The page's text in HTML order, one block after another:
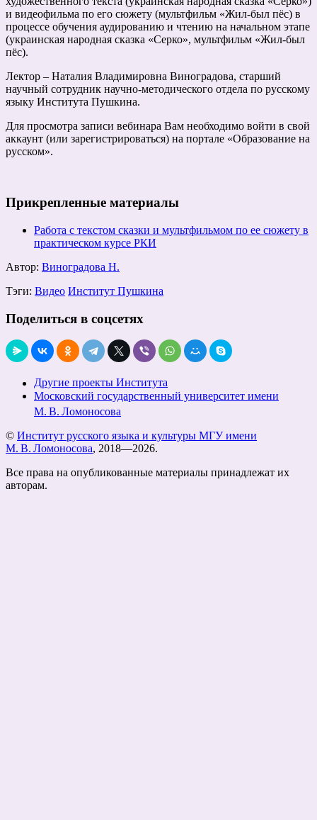
и видеофильма по его сюжету (мультфильм «Жил-был пёс) в
процессе обучения аудированию и чтению на начальном этапе
(украинская народная сказка «Серко», мультфильм «Жил-был
пёс).
Лектор – Наталия Владимировна Виноградова, старший
научный сотрудник научно-методического отдела по русскому
языку Института Пушкина.
Для просмотра записи вебинара Вам необходимо войти в свой
аккаунт (или зарегистрироваться) на портале «Образование на
русском».
Прикрепленные материалы
Работа с текстом сказки и мультфильмом по ее сюжету в
практическом курсе РКИ
Автор: Виноградова Н.
Тэги: Видео Институт Пушкина
Поделиться в соцсетях
Другие проекты Института
Московский государственный университет имени
М. В. Ломоносова
© Институт русского языка и культуры МГУ имени
М. В. Ломоносова, 2018—2026.
Все права на опубликованные материалы принадлежат их
авторам.